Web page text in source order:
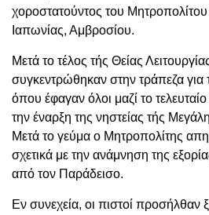
χοροστατούντος του
Ιαπωνίας, Αμβροσίου.
Μετά το τέλος τής Θείας
συγκεντρώθηκαν στην τράπεζα για
όπου έφαγαν όλοι μαζί το
την έναρξη της νηστείας τής
Μετά το γεύμα ο Μητροπολίτης
σχετικά με την ανάμνηση της
από τον Παράδεισο.
Εν συνεχεία, οι πιστοί προσήλθαν